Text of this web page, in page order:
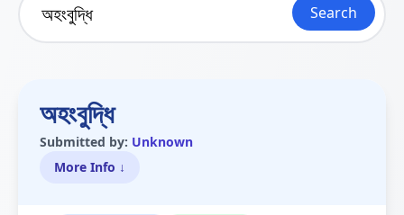
Search
অহংবুদ্ধি
Submitted by: Unknown
More Info ↓